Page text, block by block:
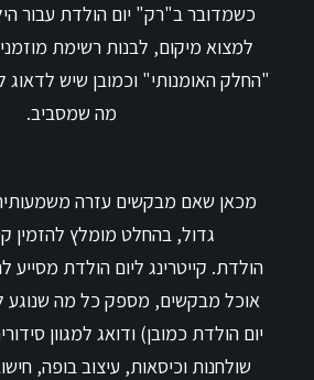
כשמדובר ב"רק" יום הולדת עבור
למצוא מיקום, לבנות רשימת
"החלק האומנותי" וכמובן שיש לדאוג
מה שמסביב.
מכאן שאם מבקשים עזרה
גדול, בהחלט מומלץ להזמין
הולדת. קייטרינג ליום הולדת מסייע
אוכל מבקשים, מספק כל מה שנוגע
יום הולדת כמובן) ודואג למגוון
שולחנות וכיסאות, עיצוב בופה,